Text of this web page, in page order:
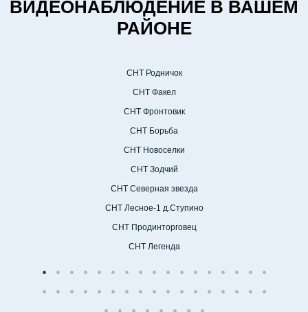
ВИДЕОНАБЛЮДЕНИЕ В ВАШЕМ
РАЙОНЕ
СНТ Родничок
СНТ Факел
СНТ Фронтовик
СНТ Борьба
СНТ Новоселки
СНТ Зодчий
СНТ Северная звезда
СНТ Лесное-1 д.Ступино
СНТ Продинторговец
СНТ Легенда